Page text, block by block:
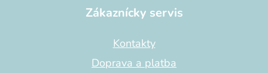
Zákaznícky servis
Kontakty
Doprava a platba